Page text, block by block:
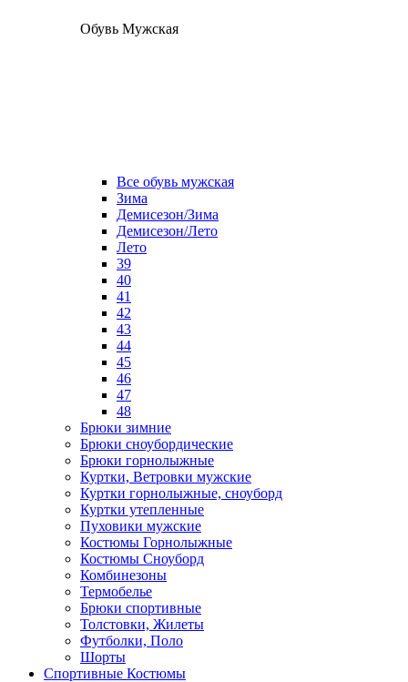
Обувь Мужская
Все обувь мужская
Зима
Демисезон/Зима
Демисезон/Лето
Лето
39
40
41
42
43
44
45
46
47
48
Брюки зимние
Брюки сноубордические
Брюки горнолыжные
Куртки, Ветровки мужские
Куртки горнолыжные, сноуборд
Куртки утепленные
Пуховики мужские
Костюмы Горнолыжные
Костюмы Сноуборд
Комбинезоны
Термобелье
Брюки спортивные
Толстовки, Жилеты
Футболки, Поло
Шорты
Спортивные Костюмы